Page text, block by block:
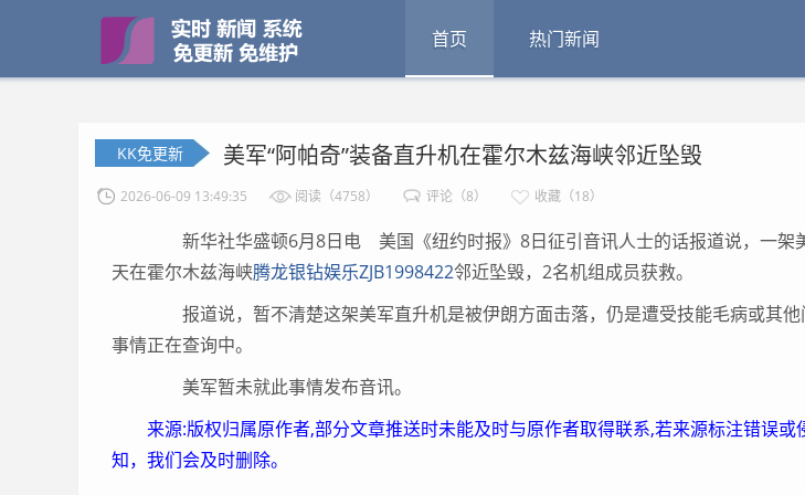
首页 热门新闻
KK免更新 美军“阿帕奇”装备直升机在霍尔木兹海峡邻近坠毁
2026-06-09 13:49:35 阅读（4758） 评论（8） 收藏（18）
新华社华盛顿6月8日电 美国《纽约时报》8日征引音讯人士的话报道说，一架
天在霍尔木兹海峡腾龙银钻娱乐ZJB1998422邻近坠毁，2名机组成员获救。
报道说，暂不清楚这架美军直升机是被伊朗方面击落，仍是遭受技能毛病或其他
事情正在查询中。
美军暂未就此事情发布音讯。
来源:版权归属原作者,部分文章推送时未能及时与原作者取得联系,若来源标注错误或
知，我们会及时删除。